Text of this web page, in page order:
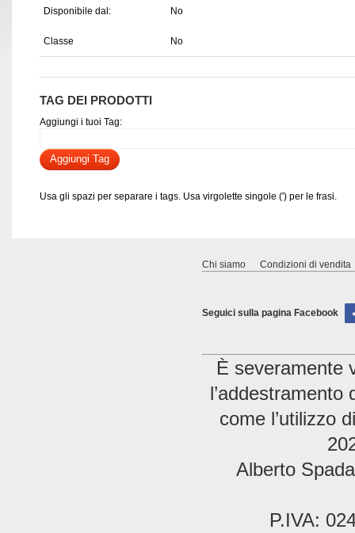
Disponibile dal: No
Classe No
TAG DEI PRODOTTI
Aggiungi i tuoi Tag:
Aggiungi Tag
Usa gli spazi per separare i tags. Usa virgolette singole (') per le frasi.
Chi siamo Condizioni di vendita
Seguici sulla pagina Facebook
È severamente
come l’utilizzo
Alberto
P.IVA: